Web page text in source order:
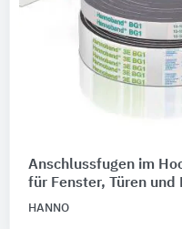
Anschlussfugen im
für Fenster, Türen und
HANNO